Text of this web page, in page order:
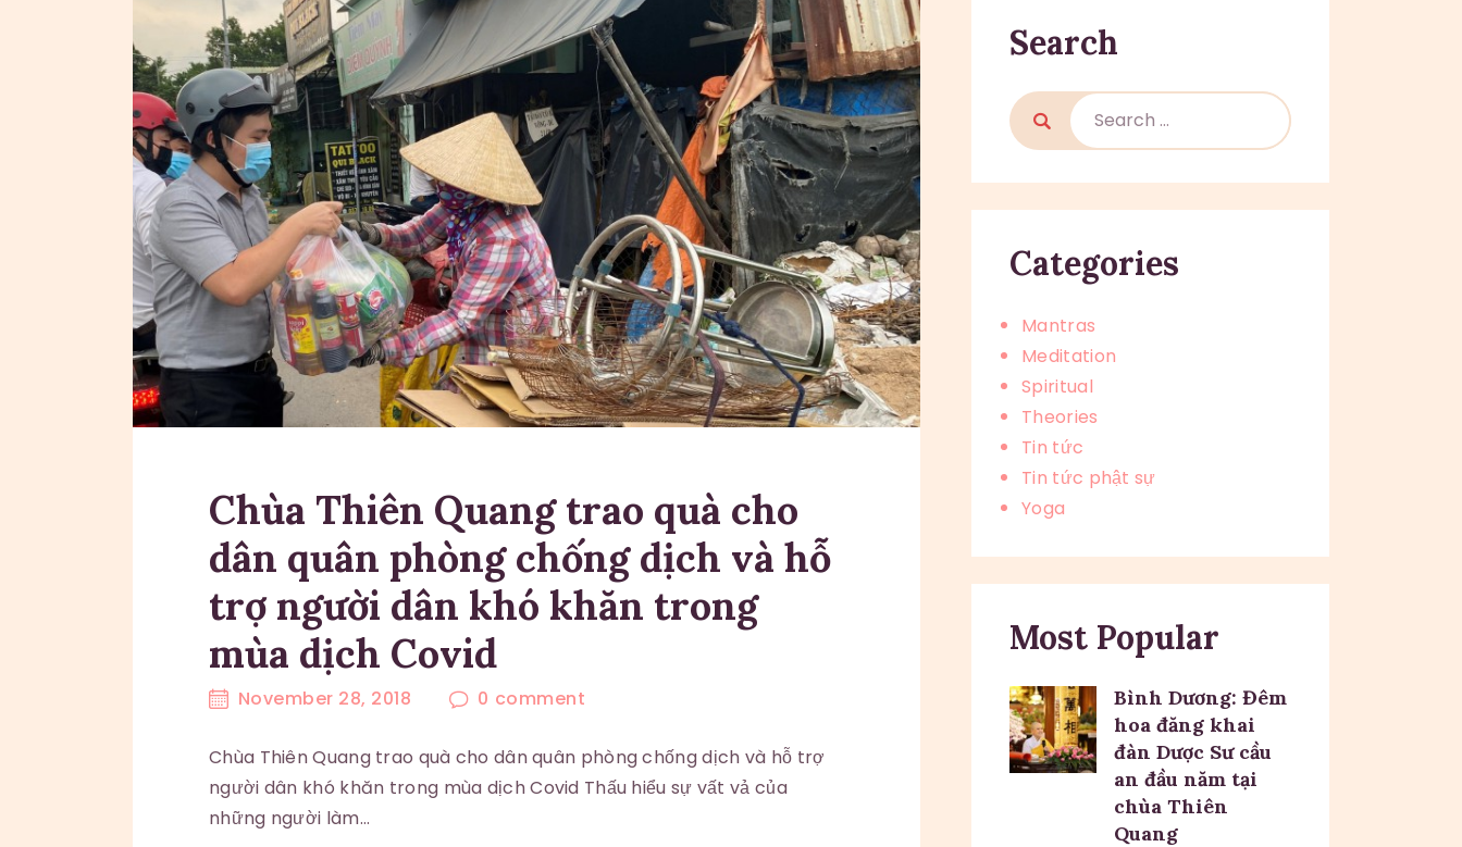
Chùa Thiên Quang trao quà cho
dân quân phòng chống dịch và hỗ
trợ người dân khó khăn trong
mùa dịch Covid
November 28, 2018 0 comment
Chùa Thiên Quang trao quà cho dân quân phòng chống dịch và hỗ trợ
người dân khó khăn trong mùa dịch Covid Thấu hiểu sự vất vả của
những người làm…
Search
Search
for:
Categories
Mantras
Meditation
Spiritual
Theories
Tin tức
Tin tức phật sự
Yoga
Most Popular
Bình Dương: Đêm
hoa đăng khai
đàn Dược Sư cầu
an đầu năm tại
chùa Thiên
Quang